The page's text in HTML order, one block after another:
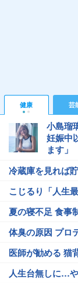
健康 芸
小島瑠
妊娠中
ます」
冷蔵庫を見れば
こじるり「人生
夏の寝不足 食事
体臭の原因 プロ
医師が勧める 猫
人生台無しに…